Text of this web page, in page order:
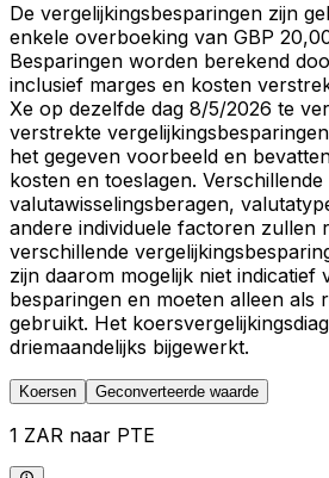
De vergelijkingsbesparingen zijn
enkele overboeking van GBP
Besparingen worden berekend
inclusief marges en kosten
Xe op dezelfde dag 8/5/2026 te
verstrekte
het gegeven voorbeeld en
kosten en toeslagen. Verschillende
valutawisselingsberagen,
andere individuele factoren zullen
verschillende
zijn daarom mogelijk niet indicatief
besparingen en moeten alleen als
gebruikt. Het
driemaandelijks bijgewerkt.
Koersen Geconverteerde waarde
1 ZAR naar PTE